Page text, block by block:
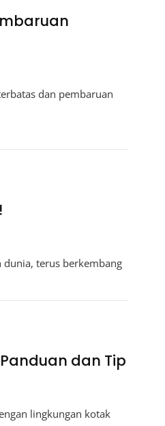
dan pembaruan
terus berkembang
dan Tip
lingkungan kotak